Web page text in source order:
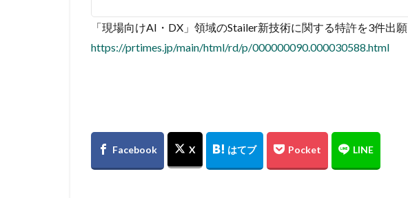
「現場向けAI・DX」領域のStailer新技術に関する特許を3件出願
https://prtimes.jp/main/html/rd/p/000000090.000030588.html